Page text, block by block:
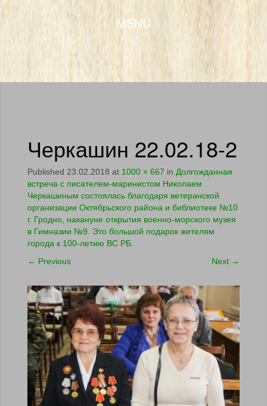
MENU
SKIP TO CONTENT
Черкашин 22.02.18-2
Published 23.02.2018 at 1000 × 667 in Долгожданная
встреча с писателем-маринистом Николаем
Черкашиным состоялась благодаря ветеранской
организации Октябрьского района и библиотеке №10
г. Гродно, накануне открытия военно-морского музея
в Гимназии №9. Это большой подарок жителям
города к 100-летию ВС РБ.
← Previous Next →